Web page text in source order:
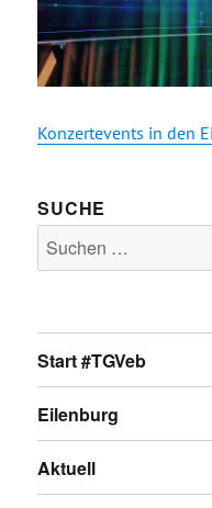
Konzertevents in den
SUCHE
Suche
nach:
Start #TGVeb
Eilenburg
Aktuell